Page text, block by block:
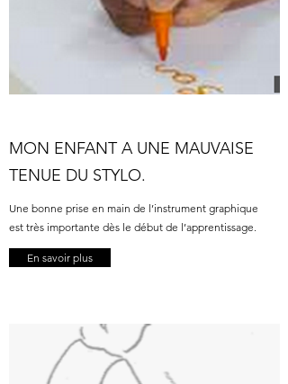
MON ENFANT A UNE MAUVAISE
TENUE DU STYLO.
Une bonne prise en main de l’instrument graphique
est très importante dès le début de l’apprentissage.
En savoir plus